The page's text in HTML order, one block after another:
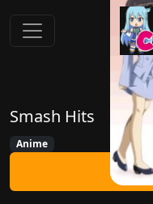
Smash Hits
Anime